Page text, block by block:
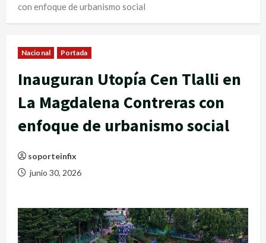
con enfoque de urbanismo social
Nacional Portada
Inauguran Utopía Cen Tlalli en
La Magdalena Contreras con
enfoque de urbanismo social
soporteinfix
junio 30, 2026